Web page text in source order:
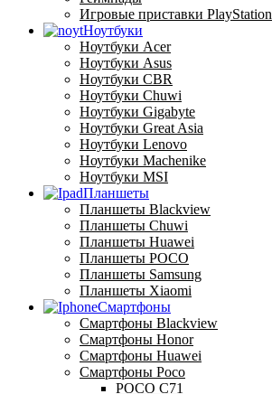
Игровые приставки PlayStation
Ноутбуки
Ноутбуки Acer
Ноутбуки Asus
Ноутбуки CBR
Ноутбуки Chuwi
Ноутбуки Gigabyte
Ноутбуки Great Asia
Ноутбуки Lenovo
Ноутбуки Machenike
Ноутбуки MSI
Планшеты
Планшеты Blackview
Планшеты Chuwi
Планшеты Huawei
Планшеты POCO
Планшеты Samsung
Планшеты Xiaomi
Смартфоны
Смартфоны Blackview
Смартфоны Honor
Смартфоны Huawei
Смартфоны Poco
POCO C71